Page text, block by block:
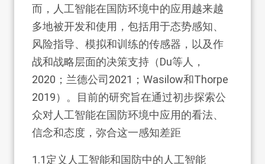
而，人工智能在国防环境中的应用越来越
多地被开发和使用，包括用于态势感知、
风险指导、模拟和训练的传感器，以及作
战和战略层面的决策支持（Du等人，
2020；兰德公司2021；Wasilow和Thorpe
2019）。目前的研究旨在通过初步探索公
众对人工智能在国防环境中应用的看法、
信念和态度，弥合这一感知差距
1.1定义人工智能和国防中的人工智能